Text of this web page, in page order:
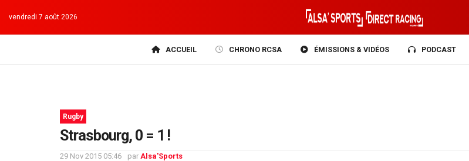
vendredi 7 août 2026
ACCUEIL CHRONO RCSA ÉMISSIONS & VIDÉOS PODCAST
Rugby
Strasbourg, 0 = 1 !
29 Nov 2015 05:46 par Alsa'Sports